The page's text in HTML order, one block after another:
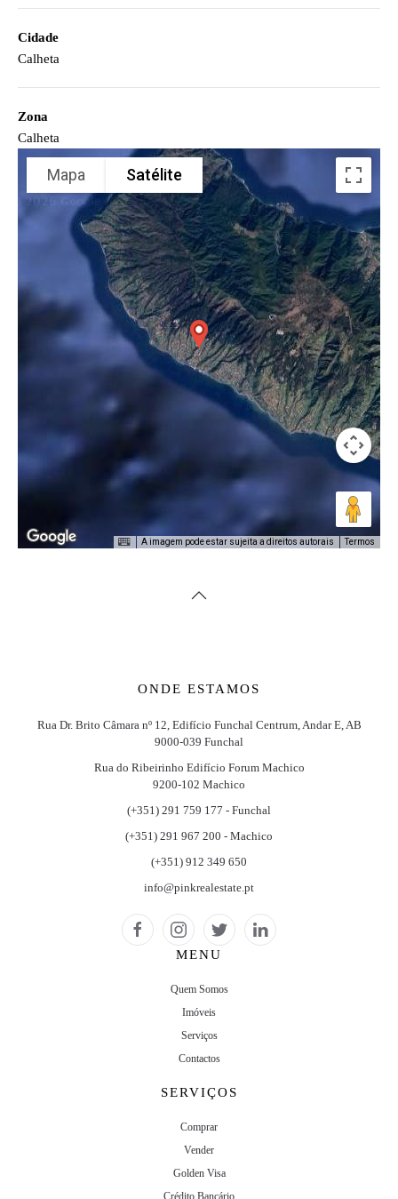
Cidade
Calheta
Zona
Calheta
Mapa Satélite
A imagem pode estar sujeita a direitos autorais Termos
ONDE ESTAMOS
Rua Dr. Brito Câmara nº 12, Edifício Funchal Centrum, Andar E, AB
9000-039 Funchal
Rua do Ribeirinho Edifício Forum Machico
9200-102 Machico
(+351) 291 759 177 - Funchal
(+351) 291 967 200 - Machico
(+351) 912 349 650
info@pinkrealestate.pt
MENU
Quem Somos
Imóveis
Serviços
Contactos
SERVIÇOS
Comprar
Vender
Golden Visa
Crédito Bancário